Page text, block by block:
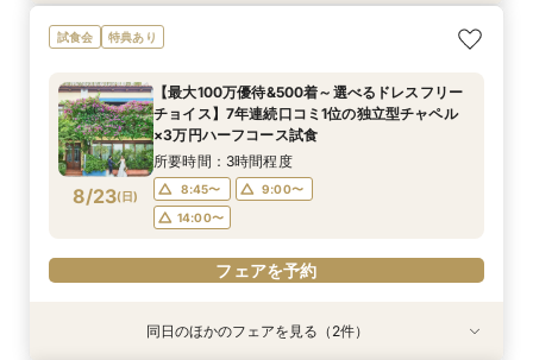
8/22(土)
《挙式のみ＊2名～》51万で叶う*憧れの独立型
チャペルで本格挙式
14:00〜 17:30〜
フェアを予約
8/22(土)
《週末夜限定》生花の香る独立型チャペル体験×
見積り＆日程相談
17:30〜 18:00〜
フェアを予約
試食会 特典あり
8/23(日)
【最大100万優待&500着～選べるドレスフリー
チョイス】7年連続口コミ1位の独立型チャペル
×3万円ハーフコース試食
所要時間：3時間程度
8:45〜
9:00〜
14:00〜
フェアを予約
同日のほかのフェアを見る（2件）